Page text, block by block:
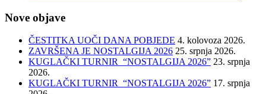
Nove objave
ČESTITKA UOČI DANA POBJEDE 4. kolovoza 2026.
ZAVRŠENA JE NOSTALGIJA 2026 25. srpnja 2026.
KUGLAČKI TURNIR “NOSTALGIJA 2026” 23. srpnja
2026.
KUGLAČKI TURNIR “NOSTALGIJA 2026” 17. srpnja